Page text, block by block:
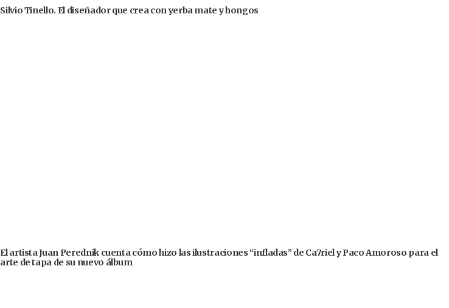
Silvio Tinello. El diseñador que crea con yerba mate y hongos
El artista Juan Perednik cuenta cómo hizo las ilustraciones “infladas” de Ca7riel y Paco Amoroso para el
arte de tapa de su nuevo álbum